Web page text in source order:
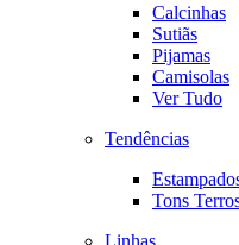
Calcinhas
Sutiãs
Pijamas
Camisolas
Ver Tudo
Tendências
Tons
Linhas